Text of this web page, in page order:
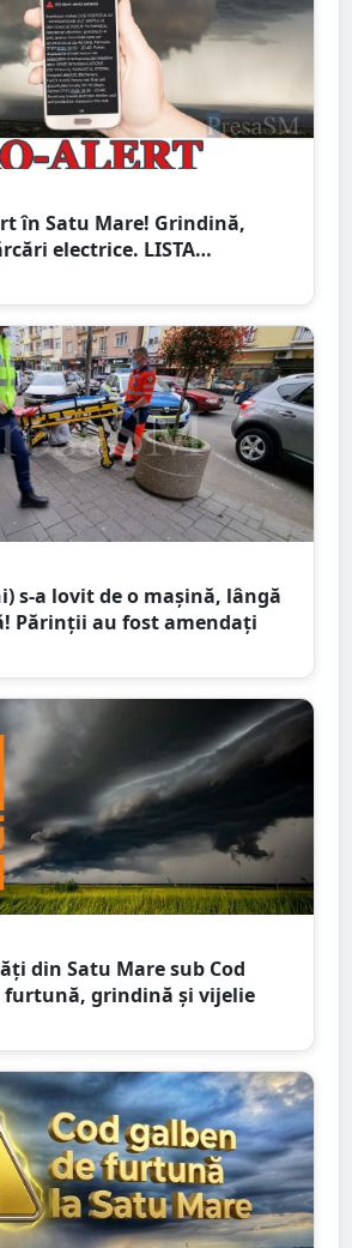
în Satu Mare! Grindină,
electrice. LISTA
s-a lovit de o mașină, lângă
Părinții au fost amendați
din Satu Mare sub Cod
furtună, grindină și vijelie